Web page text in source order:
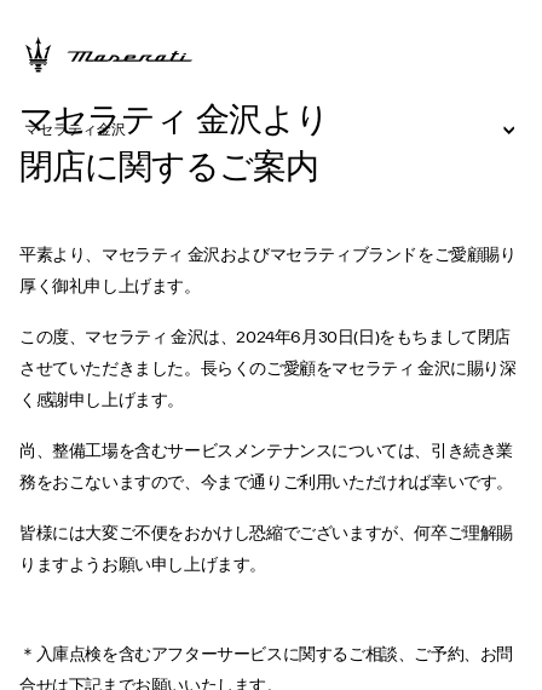
マセラティ金沢
マセラティ 金沢より
閉店に関するご案内
平素より、マセラティ 金沢およびマセラティブランドをご愛顧賜り
厚く御礼申し上げます。​
​この度、マセラティ 金沢は、2024年6月30日(日)をもちまして閉店
させていただきました。長らくのご愛顧をマセラティ 金沢に賜り深
く感謝申し上げます。​
​尚、整備工場を含むサービスメンテナンスについては、引き続き業
務をおこないますので、今まで通りご利用いただければ幸いです。​
​皆様には大変ご不便をおかけし恐縮でございますが、何卒ご理解賜
りますようお願い申し上げます。​
＊入庫点検を含むアフターサービスに関するご相談、ご予約、お問